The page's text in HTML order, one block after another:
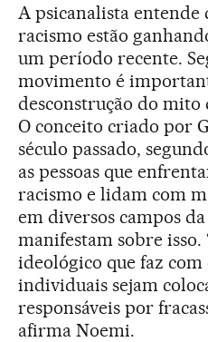
A psicanalista entende
racismo estão
um período recente.
movimento é
desconstrução do mito
O conceito criado por
século passado,
as pessoas que
racismo e lidam com
em diversos campos
manifestam sobre isso.
ideológico que faz com
individuais sejam
responsáveis por
afirma Noemi.